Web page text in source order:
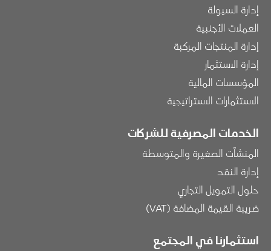
إدارة السيولة
العملات الأجنبية
إدارة المنتجات المركبة
إدارة الاستثمار
المؤسسات المالية
الاستثمارات الاستراتيجية
الخدمات المصرفية للشركات
المنشآت الصغيرة والمتوسطة
إدارة النقد
حلول التمويل التجاري
ضريبة القيمة المضافة (VAT)
استثمارنا في المجتمع